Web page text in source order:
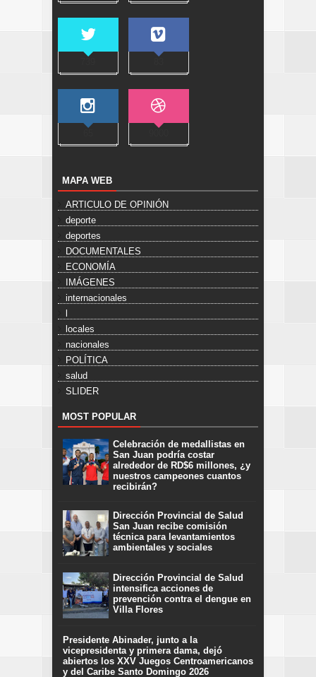
MAPA WEB
ARTICULO DE OPINIÓN
deporte
deportes
DOCUMENTALES
ECONOMÍA
IMÁGENES
internacionales
l
locales
nacionales
POLÍTICA
salud
SLIDER
MOST POPULAR
Celebración de medallistas en
San Juan podría costar
alrededor de RD$6 millones, ¿y
nuestros campeones cuantos
recibirán?
Dirección Provincial de Salud
San Juan recibe comisión
técnica para levantamientos
ambientales y sociales
Dirección Provincial de Salud
intensifica acciones de
prevención contra el dengue en
Villa Flores
Presidente Abinader, junto a la
vicepresidenta y primera dama, dejó
abiertos los XXV Juegos Centroamericanos
y del Caribe Santo Domingo 2026